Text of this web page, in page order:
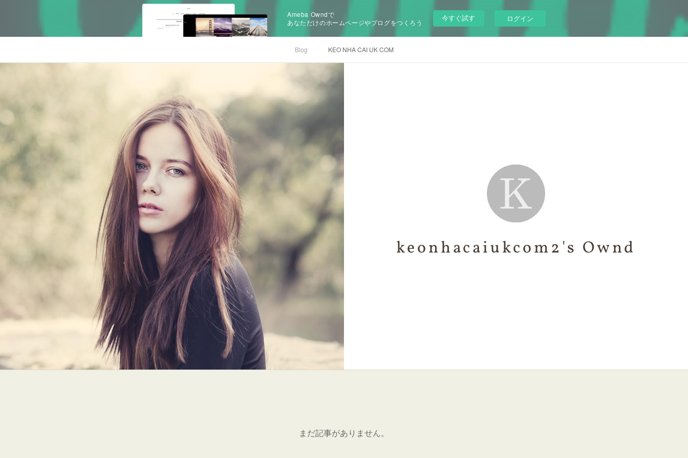
Ameba Owndで
あなただけのホームページやブログをつくろう
今すぐ試す ログイン
Blog KEO NHA CAI UK COM
keonhacaiukcom2's Ownd
まだ記事がありません。